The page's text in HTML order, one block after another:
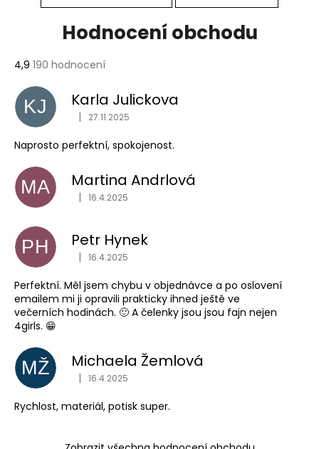
Hodnocení obchodu
4,9 Průměrné
obchodu
je
4,9
z
5
190 hodnocení
KJ Karla Julickova
Hodnocení obchodu je 1 z 5 hvězdiček.
| 27.11.2025
Naprosto perfektní, spokojenost.
MA Martina Andrlová
Hodnocení obchodu je 5 z 5 hvězdiček.
| 16.4.2025
PH Petr Hynek
Hodnocení obchodu je 5 z 5 hvězdiček.
| 16.4.2025
Perfektní. Měl jsem chybu v objednávce a po oslovení
emailem mi ji opravili prakticky ihned ještě ve
večerních hodinách. 🙂 A čelenky jsou jsou fajn nejen
4girls. 😁
MŽ Michaela Žemlová
Hodnocení obchodu je 5 z 5 hvězdiček.
| 16.4.2025
Rychlost, materiál, potisk super.